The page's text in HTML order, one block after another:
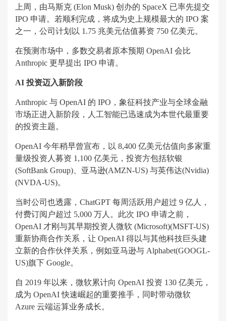
上周，由马斯克 (Elon Musk) 创办的 SpaceX 已率先提交
IPO 申请。若顺利完成，将成为史上规模最大的 IPO 案
之一，公司计划以 1.75 兆美元估值募资 750 亿美元。
在预测市场中，多数交易者原本预期 OpenAI 会比
Anthropic 更早提出 IPO 申请。
AI 投资迈入新阶段
Anthropic 与 OpenAI 的 IPO，象征科技产业与全球金融
市场正进入新阶段，人工智能已迅速成为本世代最重要
的投资主题。
OpenAI 今年稍早曾宣布，以 8,400 亿美元估值向多家重
量级投资人募资 1,100 亿美元，投资方包括软银
(SoftBank Group)、亚马逊(AMZN-US) 与英伟达(Nvidia)
(NVDA-US)。
当时公司也透露，ChatGPT 每周活跃用户超过 9 亿人，
付费订阅户超过 5,000 万人。此次 IPO 申请之前，
OpenAI 才刚与其早期投资人微软 (Microsoft)(MSFT-US)
重新协商合作关系，让 OpenAI 得以与其他科技巨头建
立新的合作伙伴关系，例如亚马逊与 Alphabet(GOOGL-
US)旗下 Google。
自 2019 年以来，微软累计向 OpenAI 投资 130 亿美元，
成为 OpenAI 快速崛起的重要推手，同时带动微软
Azure 云端运算业务成长。